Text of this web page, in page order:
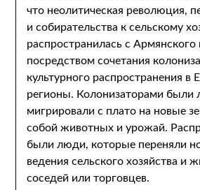
что неолитическая революция,
и собирательства к сельскому
распространилась с Армянского
посредством сочетания
культурного распространения в
регионы. Колонизаторами были
мигрировали с плато на новые
собой животных и урожай.
были люди, которые переняли
ведения сельского хозяйства и
соседей или торговцев.